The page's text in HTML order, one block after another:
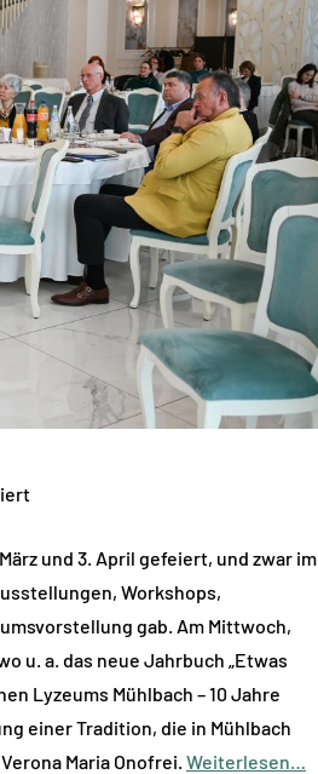
und 3. April gefeiert, und zwar im
Workshops,
gab. Am Mittwoch,
u. a. das neue Jahrbuch „Etwas
Lyzeums Mühlbach – 10 Jahre
einer Tradition, die in Mühlbach
Maria Onofrei. Weiterlesen…